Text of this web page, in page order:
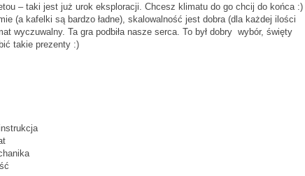
– taki jest już urok eksploracji. Chcesz klimatu do go chcij do końca :)
(a kafelki są bardzo ładne), skalowalność jest dobra (dla każdej ilości
wyczuwalny. Ta gra podbiła nasze serca. To był dobry wybór, święty
takie prezenty :)